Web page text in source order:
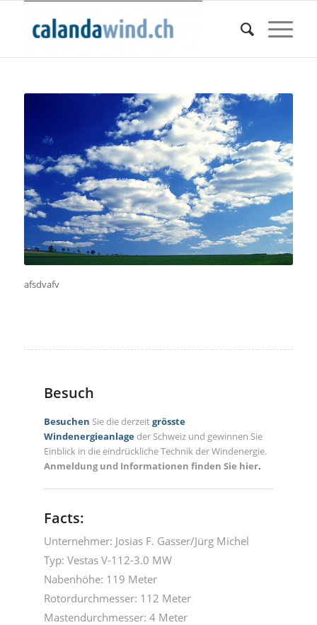
afsdvafv
Besuch
Besuchen Sie die derzeitgrösste
Windenergieanlageder Schweiz und gewinnen Sie
Einblick in die eindrückliche Technik der Windenergie.
Anmeldung und Informationen finden Sie hier.
Facts:
Unternehmer: Josias F. Gasser/Jürg Michel
Typ: Vestas V-112-3.0 MW
Nabenhöhe: 119 Meter
Rotordurchmesser: 112 Meter
Mastendurchmesser: 4 Meter